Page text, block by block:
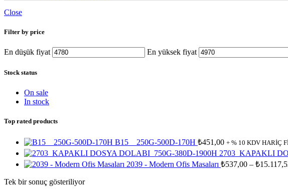
Close
Filter by price
En düşük fiyat En yüksek fiyat
Stock status
On sale
In stock
Top rated products
B15__250G-500D-170H ₺451,00 + % 10 KDV HARİÇ
2703_KAPAKLI
2039 - Modern Ofis Masaları ₺537,00 – ₺
Tek bir sonuç gösteriliyor